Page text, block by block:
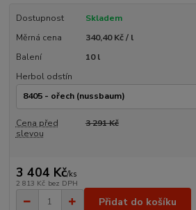
Dostupnost
Skladem
Měrná cena
340,40 Kč / l
Balení
10 l
Herbol odstín
Cena před
slevou
3 291 Kč
3 404 Kč/ks
2 813 Kč bez DPH
Přidat do košíku